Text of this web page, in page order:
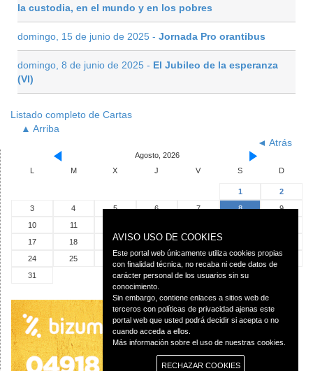
la custodia, en el mundo y en los pobres
domingo, 15 de junio de 2025 - Jornada Pro orantibus
domingo, 8 de junio de 2025 - El Jubileo de la esperanza
(VI)
Listado completo de Cartas
▲ Arriba
◄ Atrás
Agosto, 2026
L
M X J V S D
1
2
3
4 5 6 7 8
9
10
11
17
18 19 20 21
24
25 26 27 28 29
30
31
AVISO USO DE COOKIES
Este portal web únicamente utiliza cookies propias
con finalidad técnica, no recaba ni cede datos de
carácter personal de los usuarios sin su
conocimiento.
Sin embargo, contiene enlaces a sitios web de
terceros con políticas de privacidad ajenas este
portal web que usted podrá decidir si acepta o no
cuando acceda a ellos.
Más información sobre el uso de nuestras cookies.
RECHAZAR COOKIES